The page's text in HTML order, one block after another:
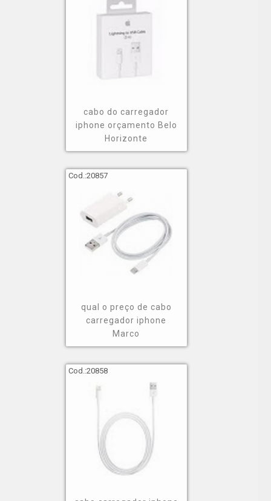
cabo do carregador
iphone orçamento Belo
Horizonte
Cod.:20857
qual o preço de cabo
carregador iphone
Marco
Cod.:20858